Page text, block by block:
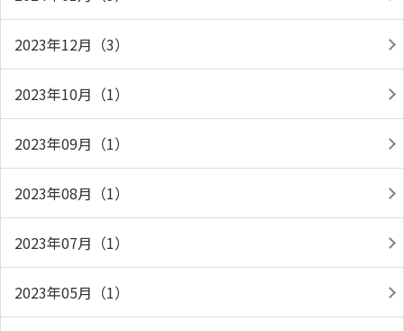
2023年12月（3）
2023年10月（1）
2023年09月（1）
2023年08月（1）
2023年07月（1）
2023年05月（1）